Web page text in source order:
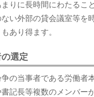
りに長時間にわたるこ
い外部の貸会議室等を
あり得ます。
選定
の当事者である労働者
記長等複数のメンバー